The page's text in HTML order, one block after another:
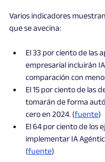
Varios indicadores
que se avecina:
El 33 por ciento de las
empresarial incluirán
comparación con
El 15 por ciento de las
tomarán de forma
cero en 2024. (fuente)
El 64 por ciento de los
implementar IA
(fuente)